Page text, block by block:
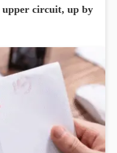
circuit, up by